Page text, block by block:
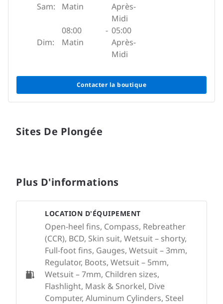
Sam: Matin
Après-
Midi
Dim:
08:00
Matin
- 05:00
Après-
Midi
Contacter la boutique
Sites De Plongée
Plus D'informations
LOCATION D'ÉQUIPEMENT
Open-heel fins, Compass, Rebreather
(CCR), BCD, Skin suit, Wetsuit – shorty,
Full-foot fins, Gauges, Wetsuit – 3mm,
Regulator, Boots, Wetsuit – 5mm,
Wetsuit – 7mm, Children sizes,
Flashlight, Mask & Snorkel, Dive
Computer, Aluminum Cylinders, Steel